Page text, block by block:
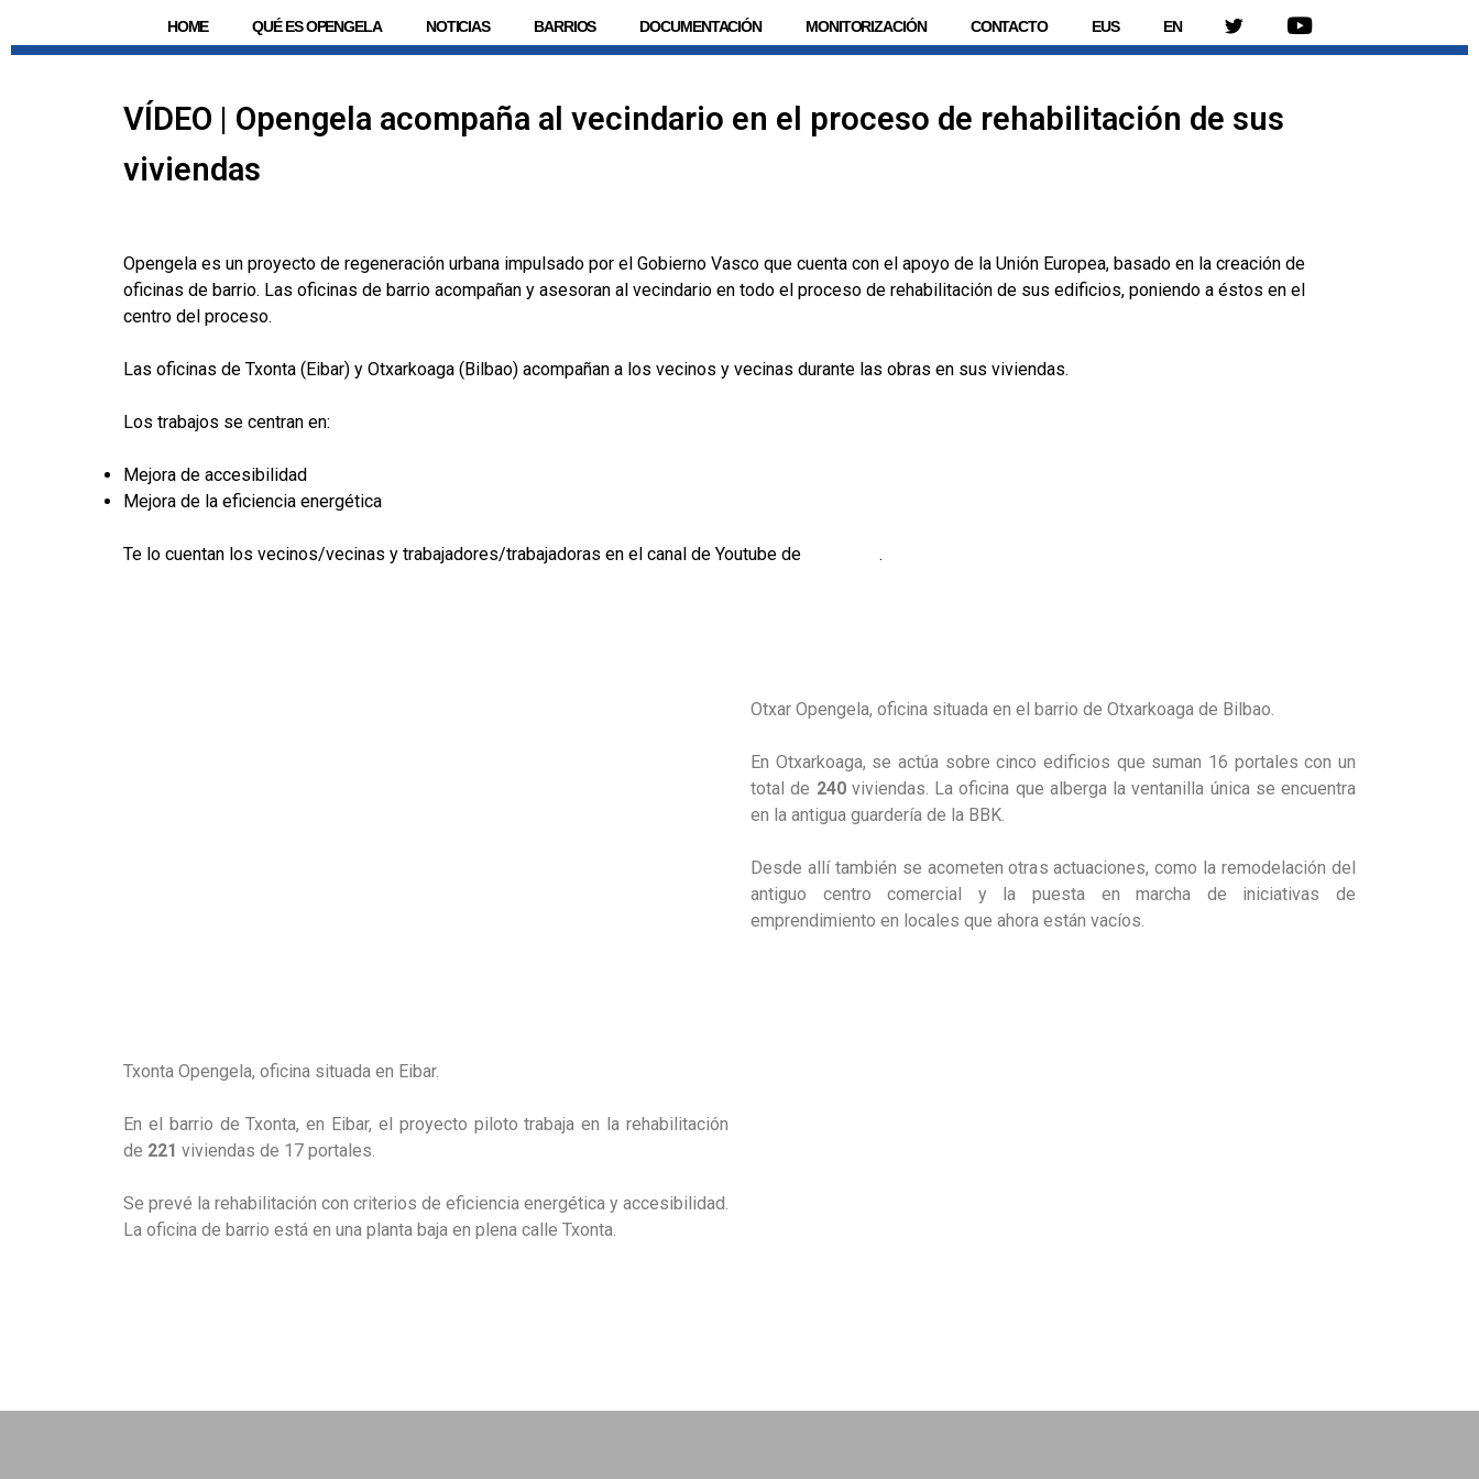
HOME QUÉ ES OPENGELA NOTICIAS BARRIOS DOCUMENTACIÓN MONITORIZACIÓN CONTACTO EUS EN
Twitter Youtube
VÍDEO | Opengela acompaña al vecindario en el proceso de rehabilitación de sus
viviendas
Opengela es un proyecto de regeneración urbana impulsado por el Gobierno Vasco que cuenta con el apoyo de la Unión Europea, basado en la creación de
oficinas de barrio. Las oficinas de barrio acompañan y asesoran al vecindario en todo el proceso de rehabilitación de sus edificios, poniendo a éstos en el
centro del proceso.
Las oficinas de Txonta (Eibar) y Otxarkoaga (Bilbao) acompañan a los vecinos y vecinas durante las obras en sus viviendas.
Los trabajos se centran en:
Mejora de accesibilidad
Mejora de la eficiencia energética
Te lo cuentan los vecinos/vecinas y trabajadores/trabajadoras en el canal de Youtube de .
Otxar Opengela, oficina situada en el barrio de Otxarkoaga de Bilbao.
En Otxarkoaga, se actúa sobre cinco edificios que suman 16 portales con un
total de 240viviendas. La oficina que alberga la ventanilla única se encuentra
en la antigua guardería de la BBK.
Desde allí también se acometen otras actuaciones, como la remodelación del
antiguo centro comercial y la puesta en marcha de iniciativas de
emprendimiento en locales que ahora están vacíos.
Txonta Opengela, oficina situada en Eibar.
En el barrio de Txonta, en Eibar, el proyecto piloto trabaja en la rehabilitación
de 221 viviendas de 17 portales.
Se prevé la rehabilitación con criterios de eficiencia energética y accesibilidad.
La oficina de barrio está en una planta baja en plena calle Txonta.